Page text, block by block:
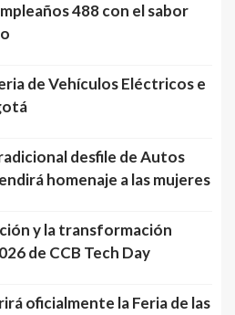
488 con el sabor
de Vehículos Eléctricos e
desfile de Autos
homenaje a las mujeres
y la transformación
de CCB Tech Day
oficialmente la Feria de las